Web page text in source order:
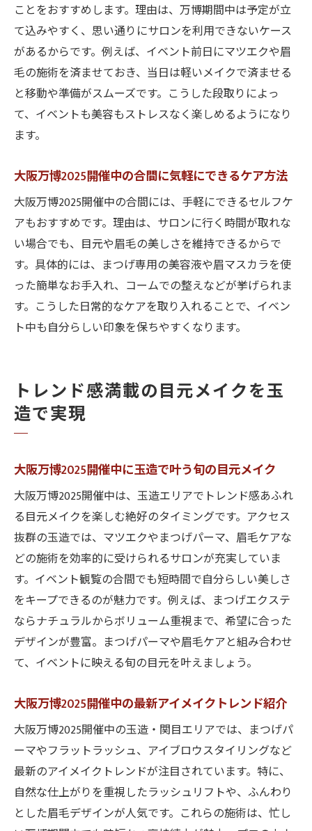
ことをおすすめします。理由は、万博期間中は予定が立
て込みやすく、思い通りにサロンを利用できないケース
があるからです。例えば、イベント前日にマツエクや眉
毛の施術を済ませておき、当日は軽いメイクで済ませる
と移動や準備がスムーズです。こうした段取りによっ
て、イベントも美容もストレスなく楽しめるようになり
ます。
大阪万博2025開催中の合間に気軽にできるケア方法
大阪万博2025開催中の合間には、手軽にできるセルフケ
アもおすすめです。理由は、サロンに行く時間が取れな
い場合でも、目元や眉毛の美しさを維持できるからで
す。具体的には、まつげ専用の美容液や眉マスカラを使
った簡単なお手入れ、コームでの整えなどが挙げられま
す。こうした日常的なケアを取り入れることで、イベン
ト中も自分らしい印象を保ちやすくなります。
トレンド感満載の目元メイクを玉
造で実現
大阪万博2025開催中に玉造で叶う旬の目元メイク
大阪万博2025開催中は、玉造エリアでトレンド感あふれ
る目元メイクを楽しむ絶好のタイミングです。アクセス
抜群の玉造では、マツエクやまつげパーマ、眉毛ケアな
どの施術を効率的に受けられるサロンが充実していま
す。イベント観覧の合間でも短時間で自分らしい美しさ
をキープできるのが魅力です。例えば、まつげエクステ
ならナチュラルからボリューム重視まで、希望に合った
デザインが豊富。まつげパーマや眉毛ケアと組み合わせ
て、イベントに映える旬の目元を叶えましょう。
大阪万博2025開催中の最新アイメイクトレンド紹介
大阪万博2025開催中の玉造・関目エリアでは、まつげパ
ーマやフラットラッシュ、アイブロウスタイリングなど
最新のアイメイクトレンドが注目されています。特に、
自然な仕上がりを重視したラッシュリフトや、ふんわり
とした眉毛デザインが人気です。これらの施術は、忙し